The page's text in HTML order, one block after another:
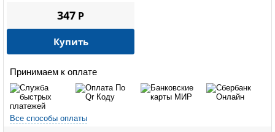
Принимаем к оплате
Все способы оплаты
347 P
Купить